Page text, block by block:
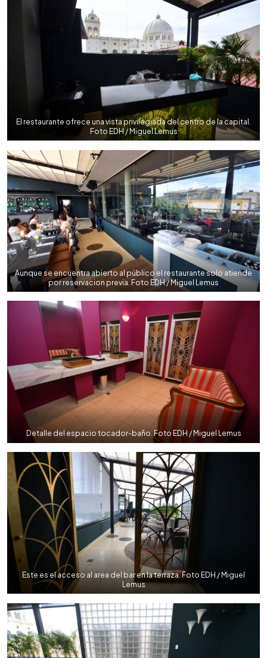
El restaurante ofrece una vista privilegiada del centro de la capital.
Foto EDH / Miguel Lemus
Aunque se encuentra abierto al público el restaurante solo atiende
por reservacion previa. Foto EDH / Miguel Lemus
Detalle del espacio tocador-baño. Foto EDH / Miguel Lemus
Este es el acceso al area del bar en la terraza. Foto EDH / Miguel
Lemus